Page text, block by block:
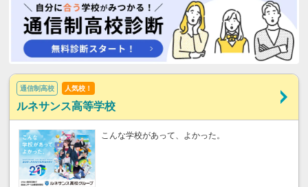
通信制高校 人気校！
ルネサンス高等学校
こんな学校があって、よかった。